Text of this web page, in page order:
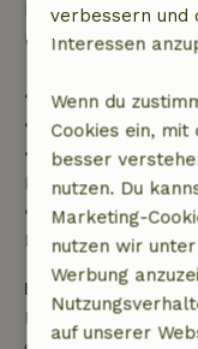
Reisekosten und
Rückerstattung
• bis zu 42 Tage
• 42–28 Tage vor
• ab 28 Tage bis
Rückerstattung
• am Tag der
Rückerstattung
Kaution
Es gilt eine
verbessern und
Interessen
Wenn du
Cookies ein,
besser
nutzen. Du
Marketing-
nutzen wir
Werbung
auf unserer